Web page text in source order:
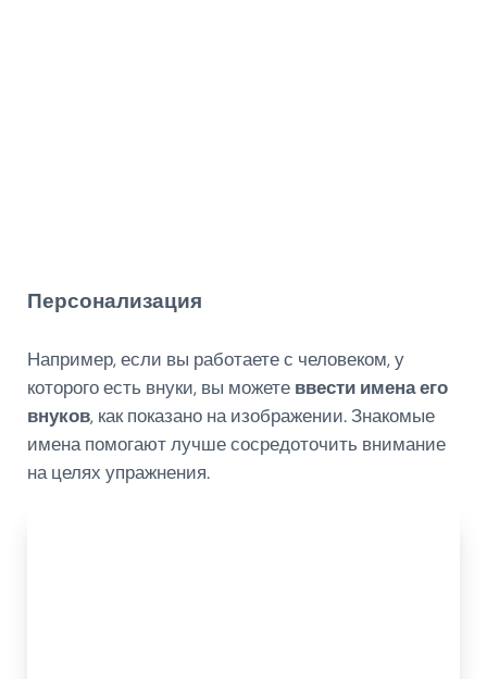
Персонализация
Например, если вы работаете с человеком, у
которого есть внуки, вы можете ввести имена его
внуков, как показано на изображении. Знакомые
имена помогают лучше сосредоточить внимание
на целях упражнения.